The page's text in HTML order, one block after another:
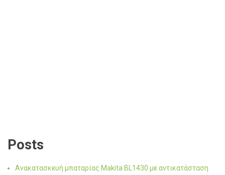
Posts
Ανακατασκευή μπαταρίας Makita BL1430 με αντικατάσταση